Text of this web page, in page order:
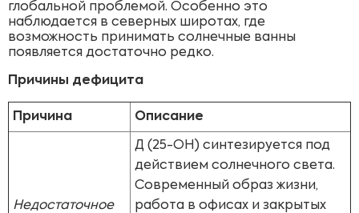
глобальной проблемой. Особенно это
наблюдается в северных широтах, где
возможность принимать солнечные ванны
появляется достаточно редко.
Причины дефицита
Причина Описание
Недостаточное
Д (25-OH) синтезируется под
действием солнечного света.
Современный образ жизни,
работа в офисах и закрытых